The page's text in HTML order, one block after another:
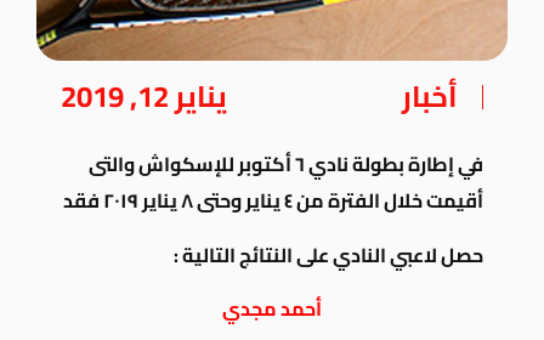
أخبار يناير 12, 2019
في إطارة بطولة نادي ٦ أكتوبر للإسكواش والتى
أقيمت خلال الفترة من ٤ يناير وحتى ٨ يناير ٢٠١٩ فقد
حصل لاعبي النادي على النتائج التالية :
أحمد مجدي